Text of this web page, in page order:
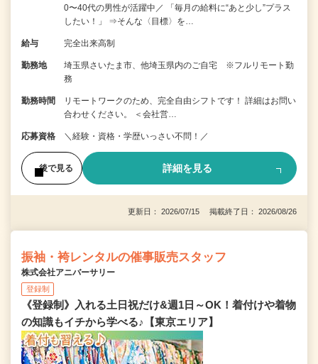
0〜40代の男性が活躍中／ 「毎月の給料に“あと少し”プラス
したい！」 ⇒そんな〈目標〉を…
給与 完全出来高制
勤務地
埼玉県さいたま市、他埼玉県内のご自宅 ※フルリモート勤
務
勤務時間
リモートワークのため、完全自由シフトです！ 詳細はお問い
合わせください。 ＜会社営…
応募資格 ＼経験・資格・学歴いっさい不問！／
後で見る 詳細を見る
更新日： 2026/07/15 掲載終了日： 2026/08/26
振袖・袴レンタルの催事販売スタッフ
株式会社アニバーサリー
登録制
《登録制》入れる土日祝だけ&週1日～OK！着付けや着物
の知識もイチから学べる♪【東京エリア】